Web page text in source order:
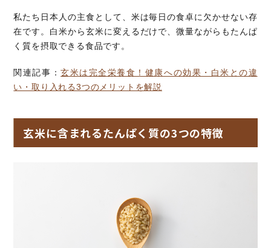
私たち日本人の主食として、米は毎日の食卓に欠かせない存
在です。白米から玄米に変えるだけで、微量ながらもたんぱ
く質を摂取できる食品です。
関連記事：玄米は完全栄養食！健康への効果・白米との違
い・取り入れる3つのメリットを解説
玄米に含まれるたんぱく質の3つの特徴